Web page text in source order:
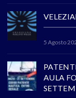
5 Agosto
AULA